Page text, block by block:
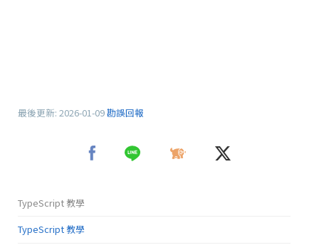
最後更新: 2026-01-09勘誤回報
TypeScript 教學
TypeScript 教學